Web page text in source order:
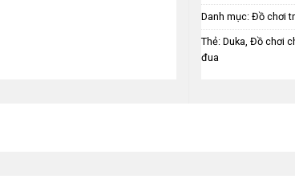
Danh mục: Đồ chơi
Thẻ: Duka Đồ chơi
đua